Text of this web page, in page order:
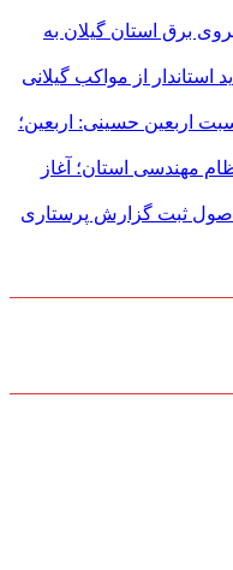
برق استان گیلان به
استاندار از مواکب گیلانی
اربعین حسینی: اربعین؛
مهندسی استان؛ آغاز
ثبت گزارش پرستاری